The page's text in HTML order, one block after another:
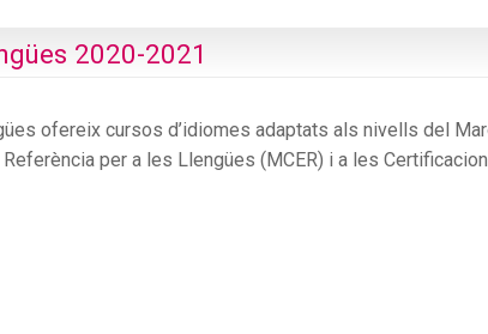
2020-2021
ofereix cursos d’idiomes adaptats als nivells del
Referència per a les Llengües (MCER) i a les